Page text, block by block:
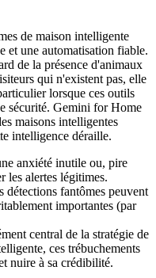
de maison intelligente
et une automatisation fiable.
de la présence d'animaux
qui n'existent pas, elle
lorsque ces outils
sécurité. Gemini for Home
maisons intelligentes
intelligence déraille.
anxiété inutile ou, pire
les alertes légitimes.
fantômes peuvent
importantes (par
central de la stratégie de
ces trébuchements
nuire à sa crédibilité.